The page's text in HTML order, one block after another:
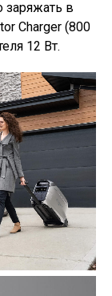
в
Charger (800
12 Вт.